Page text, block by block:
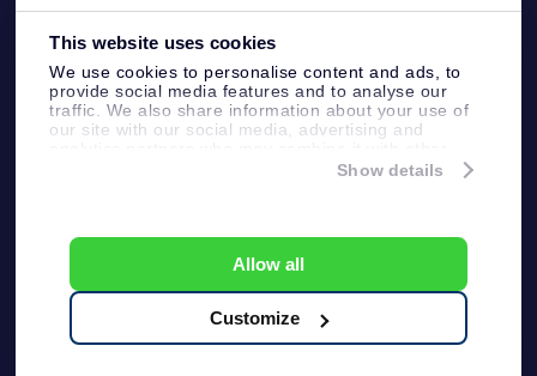
This website uses cookies
We use cookies to personalise content and ads, to
provide social media features and to analyse our
traffic. We also share information about your use of
our site with our social media, advertising and
information that you’ve provided to them or that
Show details
Allow all
Customize
公司礼品
One Million Stars
OSR Starsaver
配送信息
退货政策&撤销权
客户服务:help@osr.org
KVK: 60333553, VAT: NL 8538.62.722B01
One Million Stars
一般条款和条件
隐私政策和免责声明